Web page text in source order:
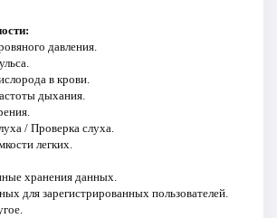
давления.
в крови.
дыхания.
/ Проверка слуха.
легких.
хранения данных.
для зарегистрированных пользователей.